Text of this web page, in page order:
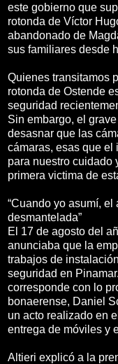
este gobierno que
rotonda de Víctor
abandonado de
sus familiares desde
Quienes transitamos
rotonda de Ostende
seguridad
Sin embargo, el
desasnar que las
cámaras, esas que el
para nuestro cuidado
primera victima de
“Cuando yo asumí,
desmantelada”
El 17 de agosto del
anunciaba que la
trabajos de
seguridad en
corresponde con lo
bonaerense, Daniel
un acto realizado en
entrega de móviles y
Altieri explicó a la